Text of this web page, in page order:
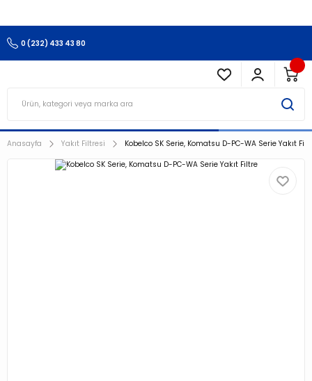
0 (232) 433 43 80
Anasayfa Yakıt Filtresi Kobelco SK Serie, Komatsu D-PC-WA Serie Yakıt